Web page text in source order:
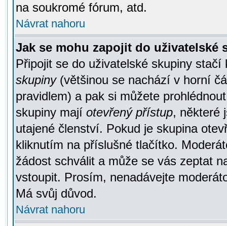
na soukromé fórum, atd.
Návrat nahoru
Jak se mohu zapojit do uživatelské
Připojit se do uživatelské skupiny
skupiny(většinou se nachází v horní
pravidlem) a pak si můžete
skupiny mají otevřený přístup, některé
utajené členství. Pokud je skupina
kliknutím na příslušné tlačítko.
žádost schválit a může se vás zeptat
vstoupit. Prosím, nenadávejte
Má svůj důvod.
Návrat nahoru